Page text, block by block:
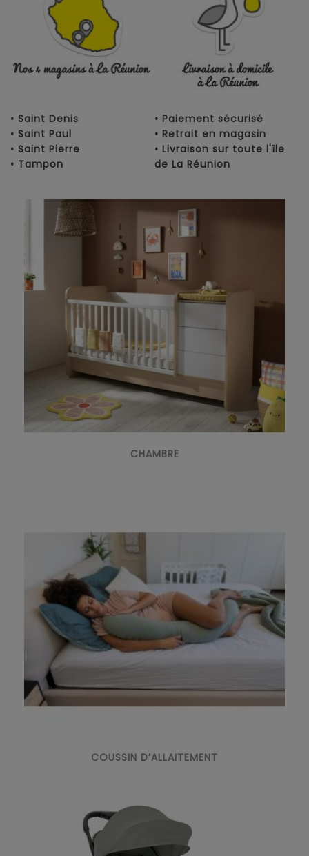
• Saint Denis
• Saint Paul
• Saint Pierre
• Tampon
• Paiement sécurisé
• Retrait en magasin
• Livraison sur toute l'île
de La Réunion
CHAMBRE
COUSSIN D’ALLAITEMENT